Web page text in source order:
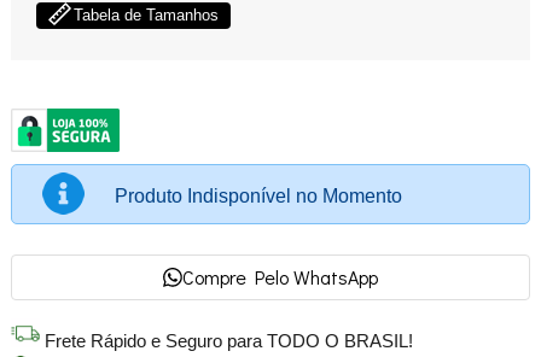
Tabela de Tamanhos
Produto Indisponível no Momento
Compre Pelo WhatsApp
Frete Rápido e Seguro para TODO O BRASIL!